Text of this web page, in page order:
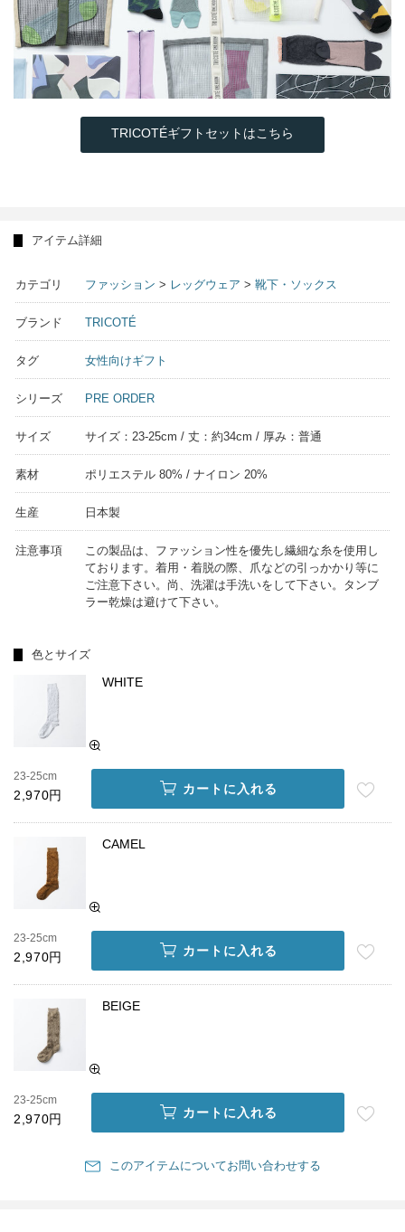
TRICOTÉギフトセットはこちら
アイテム詳細
カテゴリ ファッション > レッグウェア > 靴下・ソックス
ブランド TRICOTÉ
タグ 女性向けギフト
シリーズ PRE ORDER
サイズ サイズ：23-25cm / 丈：約34cm / 厚み：普通
素材 ポリエステル 80% / ナイロン 20%
生産 日本製
注意事項
この製品は、ファッション性を優先し繊細な糸を使用し
ております。着用・着脱の際、爪などの引っかかり等に
ご注意下さい。尚、洗濯は手洗いをして下さい。タンブ
ラー乾燥は避けて下さい。
色とサイズ
WHITE
23-25cm
2,970円 カートに入れる
CAMEL
23-25cm
2,970円 カートに入れる
BEIGE
23-25cm
2,970円 カートに入れる
このアイテムについてお問い合わせする